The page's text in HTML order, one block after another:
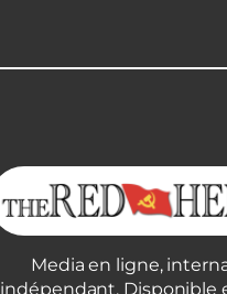
Media en ligne,
indépendant. Disponible